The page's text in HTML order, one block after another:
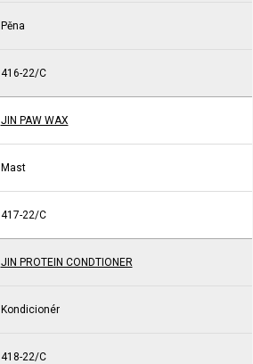
Pěna
416-22/C
JIN PAW WAX
Mast
417-22/C
JIN PROTEIN CONDTIONER
Kondicionér
418-22/C